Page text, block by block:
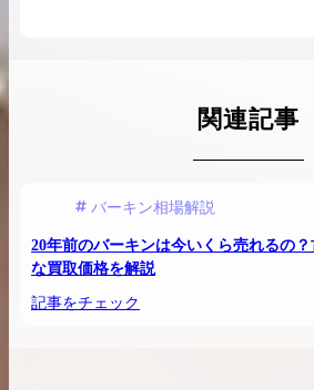
関連記事
バーキン相場解説
20年前のバーキンは今いくら売れるの
な買取価格を解説
記事をチェック